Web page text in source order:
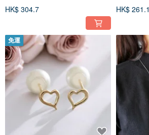
HK$ 304.7
HK$ 261.1
免運